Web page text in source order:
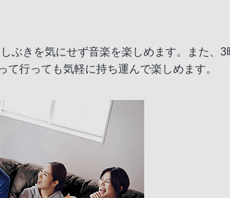
ぶきを気にせず音楽を楽しめます。また、3
行っても気軽に持ち運んで楽しめます。